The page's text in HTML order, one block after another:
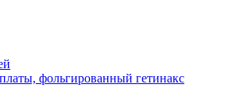
фольгированный гетинакс